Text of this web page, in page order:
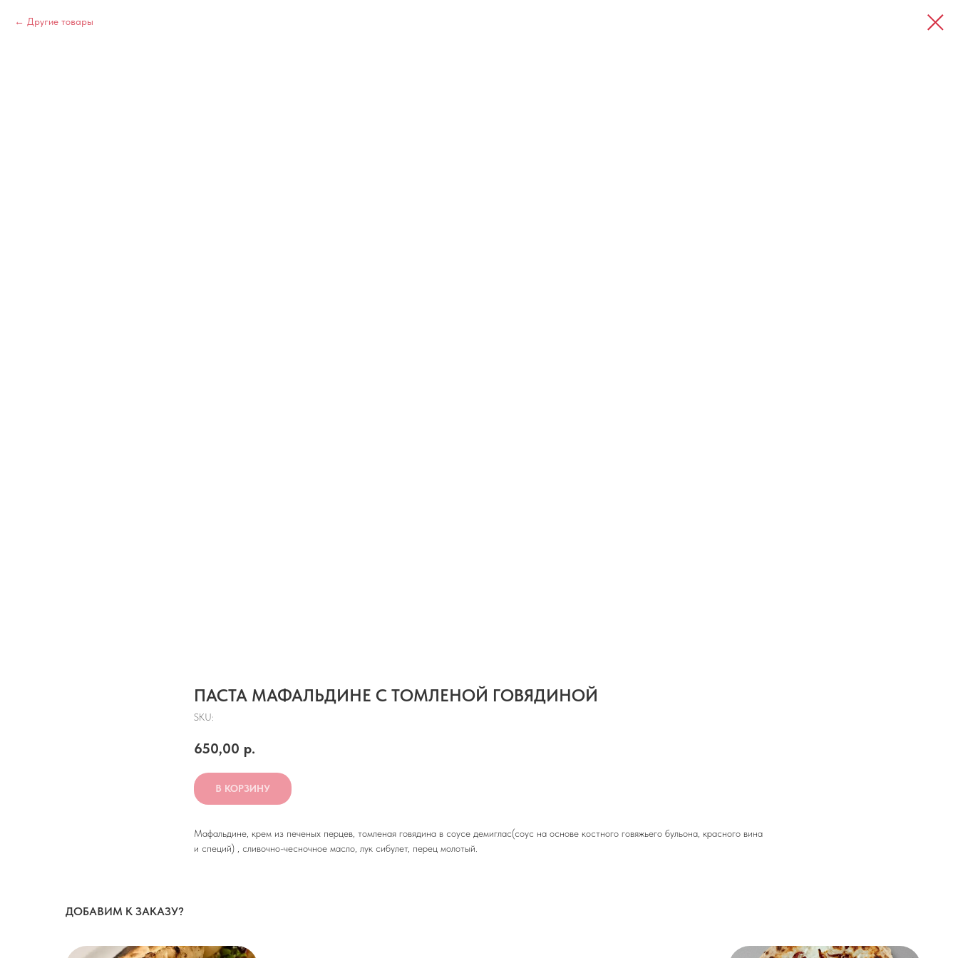
Другие товары
ПАСТА МАФАЛЬДИНЕ С ТОМЛЕНОЙ ГОВЯДИНОЙ
SKU:
650,00 р.
В КОРЗИНУ
Мафальдине, крем из печеных перцев, томленая говядина в соусе демиглас(соус на основе костного говяжьего бульона, красного вина
и специй) , сливочно-чесночное масло, лук сибулет, перец молотый.
ДОБАВИМ К ЗАКАЗУ?